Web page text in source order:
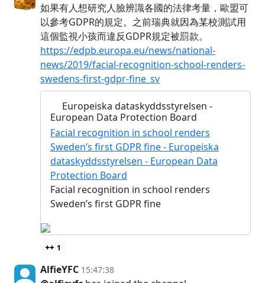
如果有人想研究人臉辨識各國的法律考量，歐盟可
以參考GDPR的規定。之前瑞典就因為某校測試用
這個監視小孩而違反GDPR規定被罰款。
https://edpb.europa.eu/news/national-
news/2019/facial-recognition-school-renders-
swedens-first-gdpr-fine_sv
Europeiska dataskyddsstyrelsen -
European Data Protection Board
Facial recognition in school renders
Sweden’s first GDPR fine - Europeiska
dataskyddsstyrelsen - European Data
Protection Board
Facial recognition in school renders
Sweden’s first GDPR fine
1
AlfieYFC 15:47:38